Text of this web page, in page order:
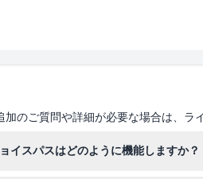
のご質問や詳細が必要な場合は、ラ
イスパスはどのように機能しますか？